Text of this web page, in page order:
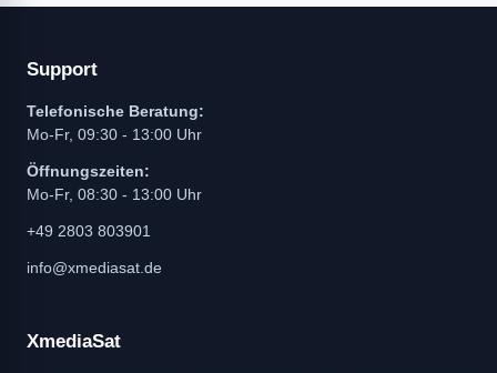
Support
Telefonische Beratung:
Mo-Fr, 09:30 - 13:00 Uhr
Öffnungszeiten:
Mo-Fr, 08:30 - 13:00 Uhr
+49 2803 803901
info@xmediasat.de
XmediaSat